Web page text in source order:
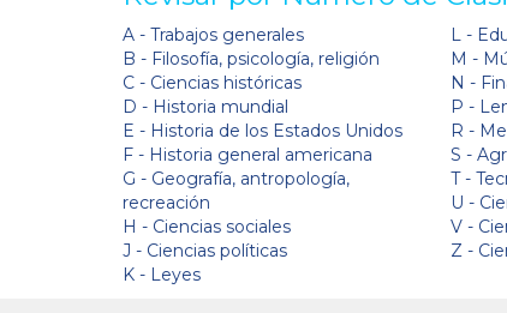
A - Trabajos generales
B - Filosofía, psicología, religión
C - Ciencias históricas
D - Historia mundial
E - Historia de los Estados Unidos
F - Historia general americana
G - Geografía, antropología,
recreación
H - Ciencias sociales
J - Ciencias políticas
K - Leyes
L -
M -
N -
P -
R -
S -
T -
U -
V -
Z -